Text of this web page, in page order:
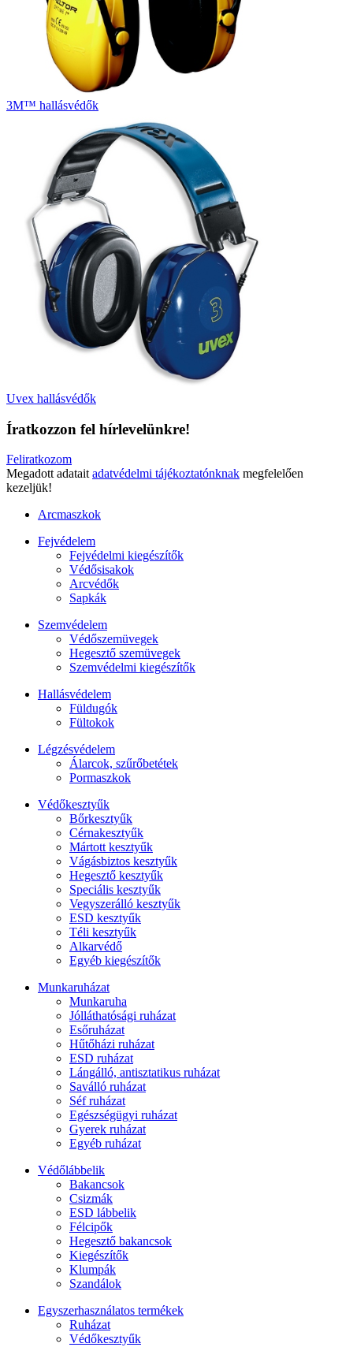
3M™ hallásvédők
Uvex hallásvédők
Íratkozzon fel hírlevelünkre!
Feliratkozom
Megadott adatait adatvédelmi tájékoztatónknak megfelelően
kezeljük!
Arcmaszkok
Fejvédelem
Fejvédelmi kiegészítők
Védősisakok
Arcvédők
Sapkák
Szemvédelem
Védőszemüvegek
Hegesztő szemüvegek
Szemvédelmi kiegészítők
Hallásvédelem
Füldugók
Fültokok
Légzésvédelem
Álarcok, szűrőbetétek
Pormaszkok
Védőkesztyűk
Bőrkesztyűk
Cérnakesztyűk
Mártott kesztyűk
Vágásbiztos kesztyűk
Hegesztő kesztyűk
Speciális kesztyűk
Vegyszerálló kesztyűk
ESD kesztyűk
Téli kesztyűk
Alkarvédő
Egyéb kiegészítők
Munkaruházat
Munkaruha
Jólláthatósági ruházat
Esőruházat
Hűtőházi ruházat
ESD ruházat
Lángálló, antisztatikus ruházat
Saválló ruházat
Séf ruházat
Egészségügyi ruházat
Gyerek ruházat
Egyéb ruházat
Védőlábbelik
Bakancsok
Csizmák
ESD lábbelik
Félcipők
Hegesztő bakancsok
Kiegészítők
Klumpák
Szandálok
Egyszerhasználatos termékek
Ruházat
Védőkesztyűk